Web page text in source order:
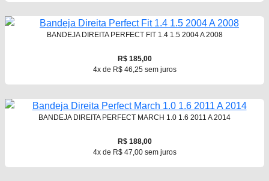
BANDEJA DIREITA PERFECT FIT 1.4 1.5 2004 A 2008
R$ 185,00
4x de R$ 46,25 sem juros
BANDEJA DIREITA PERFECT MARCH 1.0 1.6 2011 A 2014
R$ 188,00
4x de R$ 47,00 sem juros